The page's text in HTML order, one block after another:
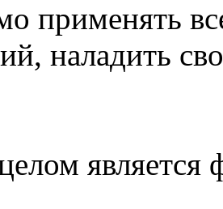
применять
наладить